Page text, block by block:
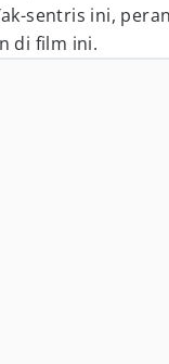
sentris ini,
di film ini.